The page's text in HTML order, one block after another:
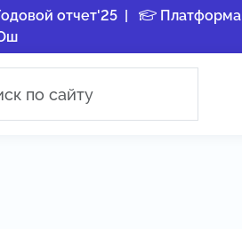
отчет'25|
Платформа